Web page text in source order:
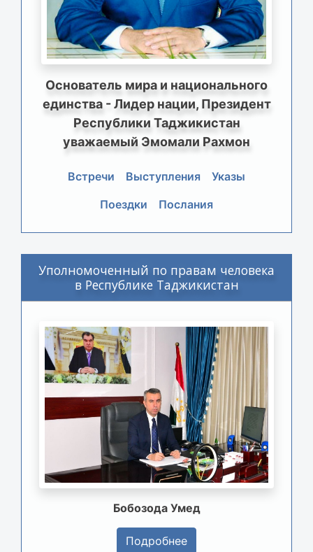
Основатель мира и национального
единства - Лидер нации, Президент
Республики Таджикистан
уважаемый Эмомали Рахмон
Встречи Выступления
Указы
Поездки
Послания
Уполномоченный по правам человека
в Республике Таджикистан
Бобозода Умед
Подробнее